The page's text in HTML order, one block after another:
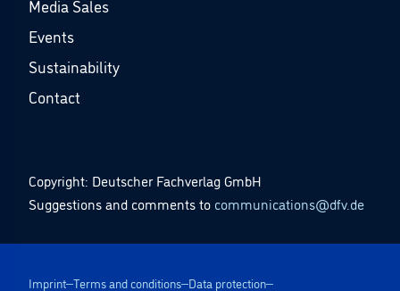
Media Sales
Events
Sustainability
Contact
Copyright: Deutscher Fachverlag GmbH
Suggestions and comments to communications@dfv.de
Imprint Terms and conditions Data protection